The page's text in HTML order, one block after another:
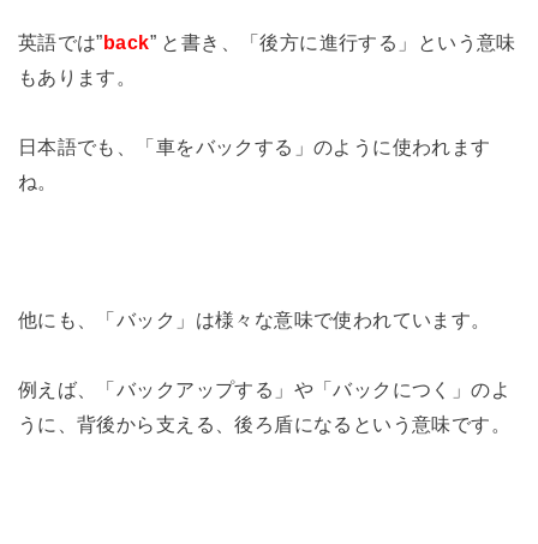
英語では”back” と書き、「後方に進行する」という意味
もあります。
日本語でも、「車をバックする」のように使われます
ね。
他にも、「バック」は様々な意味で使われています。
例えば、「バックアップする」や「バックにつく」のよ
うに、背後から支える、後ろ盾になるという意味です。